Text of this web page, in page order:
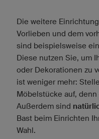
Die weitere
Vorlieben und dem
sind beispielsweise ein
Diese nutzen Sie, um
oder Dekorationen zu
ist weniger mehr:
Möbelstücke auf,
Außerdem sind
Bast beim Einrichten
Wahl.